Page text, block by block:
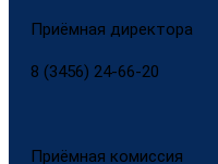
Приёмная директора
8 (3456) 24-66-20
Приёмная комиссия